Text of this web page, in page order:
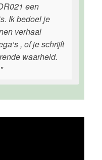
een
Ik bedoel je
verhaal
, of je schrijft
waarheid.